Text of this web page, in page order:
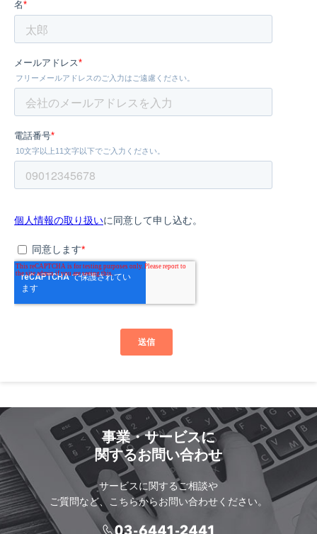
事業・サービスに
関するお問い合わせ
サービスに関するご相談や
ご質問など、こちらからお問い合わせください。